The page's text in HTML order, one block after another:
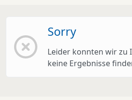
Sorry
Leider konnten wir zu
keine Ergebnisse